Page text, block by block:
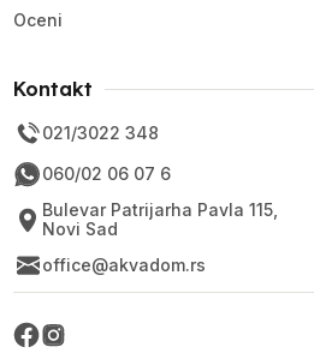
Oceni
Kontakt
021/3022 348
060/02 06 07 6
Bulevar Patrijarha Pavla 115,
Novi Sad
office@akvadom.rs